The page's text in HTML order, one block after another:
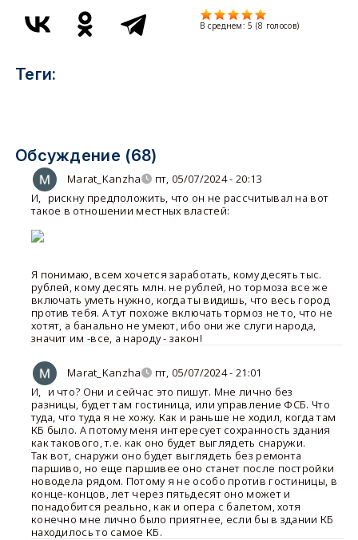
В среднем:5 (8 голосов)
Теги:
Обсуждение (68)
Marat_Kanzha
пт, 05/07/2024 - 20:13
И, рискну предположить, что он не рассчитывал на вот
такое в отношении местных властей:
Я понимаю, всем хочется заработать, кому десять тыс.
рублей, кому десять млн. не рублей, но тормоза все же
включать уметь нужно, когда ты видишь, что весь город
против тебя. А тут похоже включать тормоз не то, что не
хотят, а банально не умеют, ибо они же слуги народа,
значит им -все, а народу - закон!
Marat_Kanzha
пт, 05/07/2024 - 21:01
И, и что? Они и сейчас это пишут. Мне лично без
разницы, будет там гостиница, или управление ФСБ. Что
туда, что туда я не хожу. Как и раньше не ходил, когда там
КБ было. А потому меня интересует сохранность здания
как такового, т.е. как оно будет выглядеть снаружи.
Так вот, снаружи оно будет выглядеть без ремонта
паршиво, но еще паршивее оно станет после постройки
новодела рядом. Потому я не особо против гостиницы, в
конце-концов, лет через пятьдесят оно может и
понадобится реально, как и опера с балетом, хотя
конечно мне лично было приятнее, если бы в здании КБ
находилось то самое КБ.